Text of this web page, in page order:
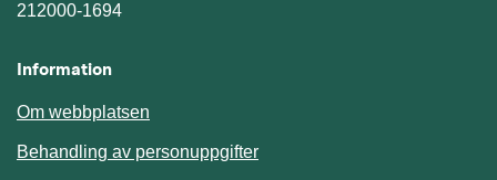
212000-1694
Information
Om webbplatsen
Behandling av personuppgifter